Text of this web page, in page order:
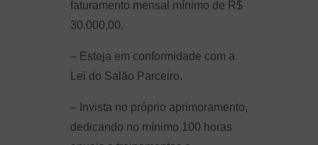
faturamento mensal mínimo de R$
30.000,00.
– Esteja em conformidade com a
Lei do Salão Parceiro.
– Invista no próprio aprimoramento,
dedicando no mínimo 100 horas